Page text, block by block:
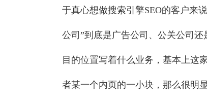
于真心想做搜索引擎SEO的客户来
公司”到底是广告公司、公关公司
目的位置写着什么业务，基本上这
者某一个内页的一小块，那么很明